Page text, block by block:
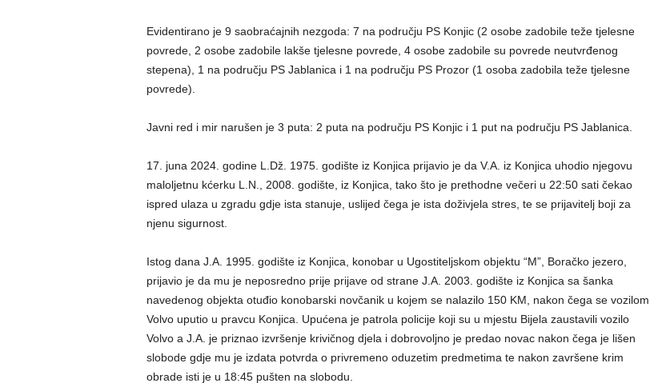
Evidentirano je 9 saobraćajnih nezgoda: 7 na području PS Konjic (2 osobe zadobile teže tjelesne
povrede, 2 osobe zadobile lakše tjelesne povrede, 4 osobe zadobile su povrede neutvrđenog
stepena), 1 na području PS Jablanica i 1 na području PS Prozor (1 osoba zadobila teže tjelesne
povrede).
Javni red i mir narušen je 3 puta: 2 puta na području PS Konjic i 1 put na području PS Jablanica.
17. juna 2024. godine L.Dž. 1975. godište iz Konjica prijavio je da V.A. iz Konjica uhodio njegovu
maloljetnu kćerku L.N., 2008. godište, iz Konjica, tako što je prethodne večeri u 22:50 sati čekao
ispred ulaza u zgradu gdje ista stanuje, uslijed čega je ista doživjela stres, te se prijavitelj boji za
njenu sigurnost.
Istog dana J.A. 1995. godište iz Konjica, konobar u Ugostiteljskom objektu “M”, Boračko jezero,
prijavio je da mu je neposredno prije prijave od strane J.A. 2003. godište iz Konjica sa šanka
navedenog objekta otuđio konobarski novčanik u kojem se nalazilo 150 KM, nakon čega se vozilom
Volvo uputio u pravcu Konjica. Upućena je patrola policije koji su u mjestu Bijela zaustavili vozilo
Volvo a J.A. je priznao izvršenje krivičnog djela i dobrovoljno je predao novac nakon čega je lišen
slobode gdje mu je izdata potvrda o privremeno oduzetim predmetima te nakon završene krim
obrade isti je u 18:45 pušten na slobodu.